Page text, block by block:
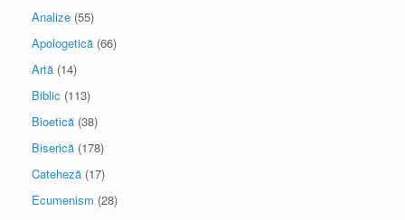
Analize (55)
Apologetică (66)
Artă (14)
Biblic (113)
Bioetică (38)
Biserică (178)
Cateheză (17)
Ecumenism (28)